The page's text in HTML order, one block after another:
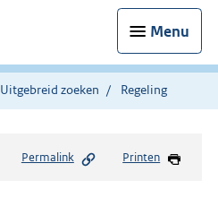
Menu
Uitgebreid zoeken Regeling
Permalink Printen